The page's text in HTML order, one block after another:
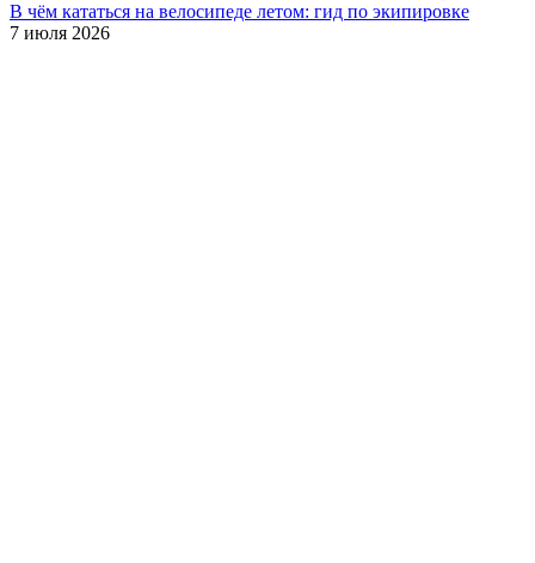
В чём кататься на велосипеде летом: гид по экипировке
7 июля 2026